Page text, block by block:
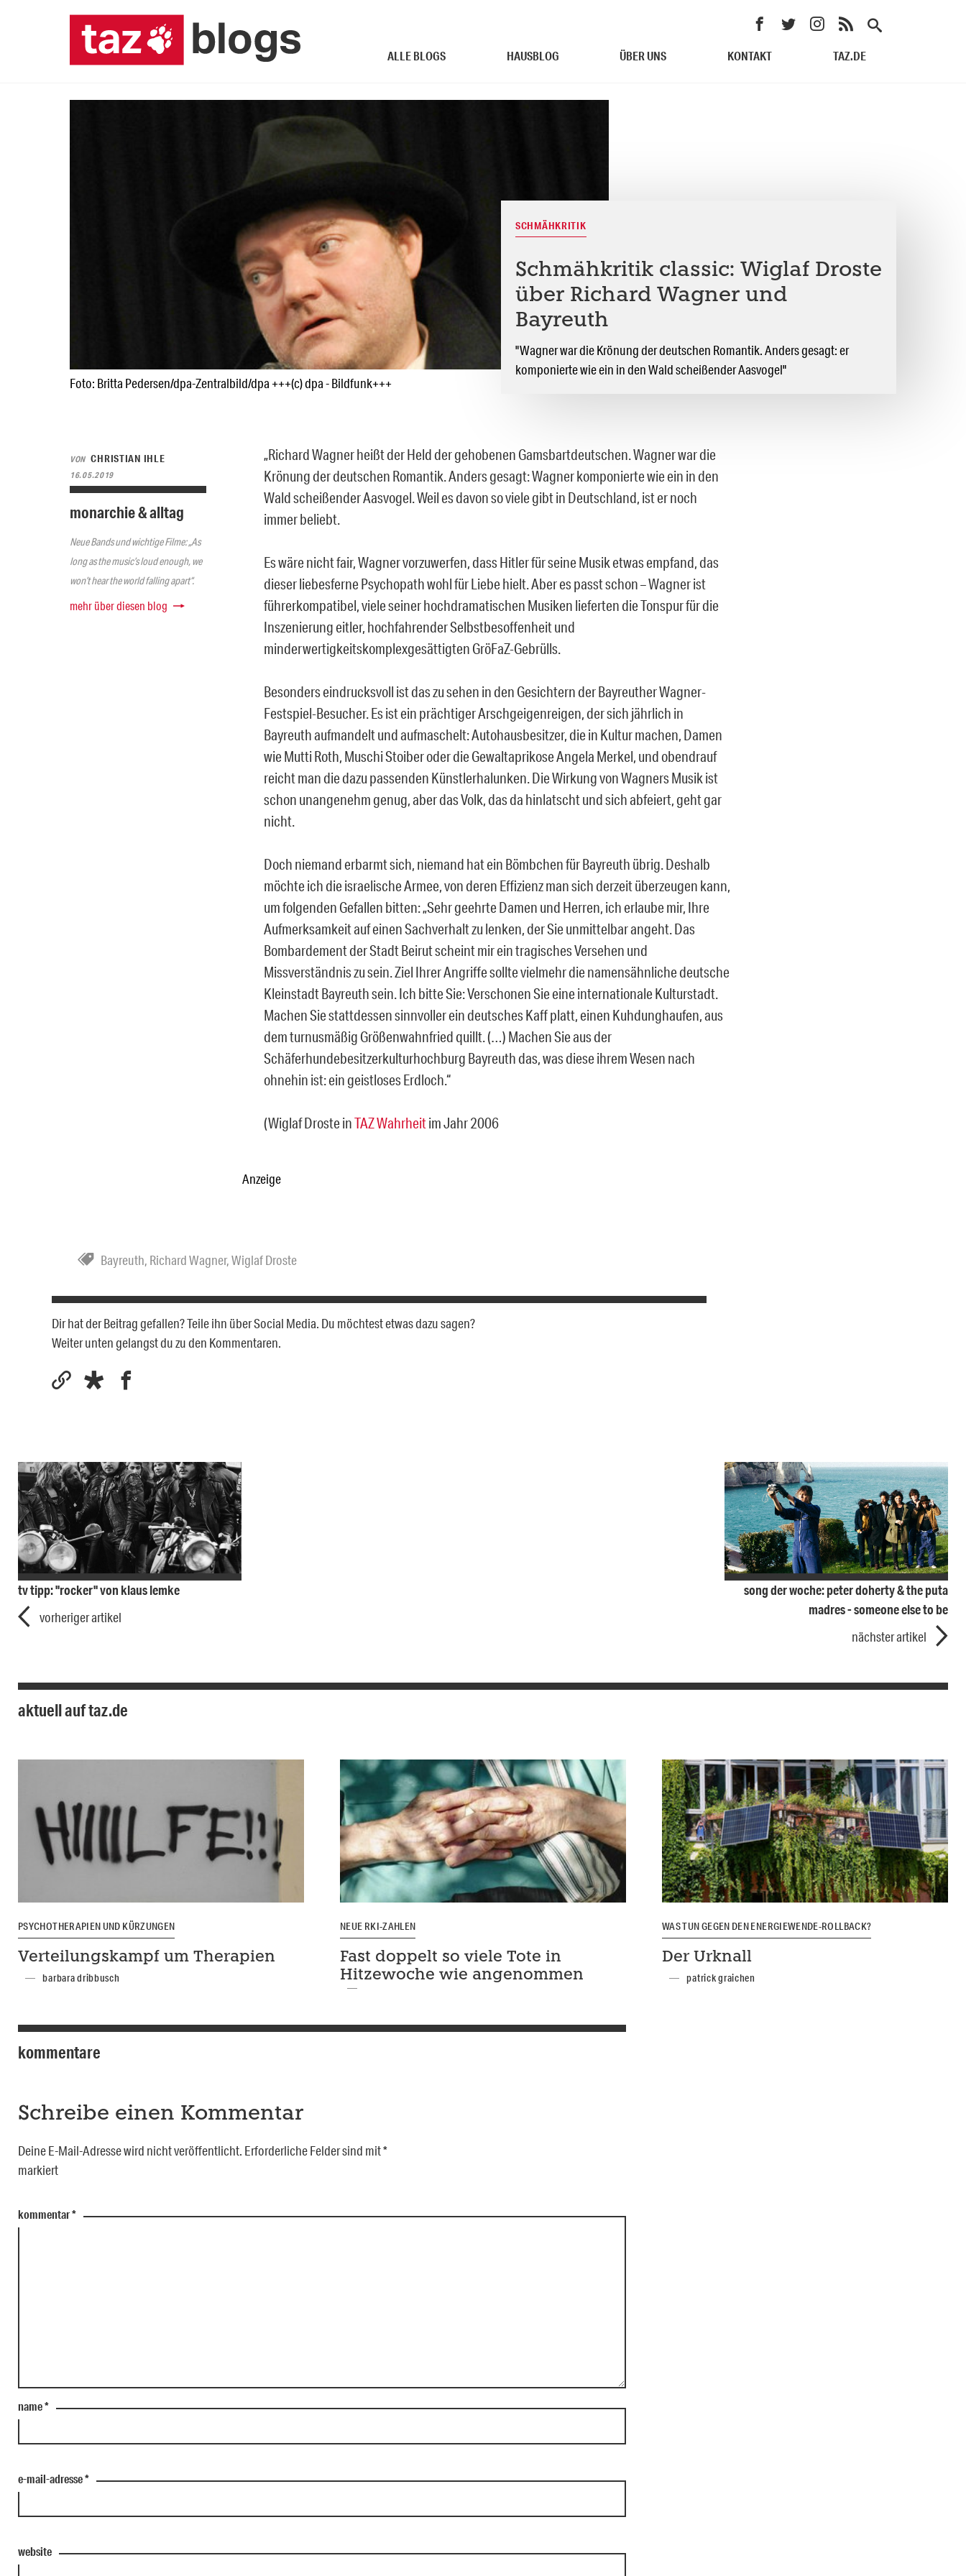
ALLE BLOGS HAUSBLOG ÜBER UNS KONTAKT TAZ.DE
Foto: Britta Pedersen/dpa-Zentralbild/dpa +++(c) dpa - Bildfunk+++
SCHMÄHKRITIK
Schmähkritik classic: Wiglaf Droste
über Richard Wagner und
Bayreuth
"Wagner war die Krönung der deutschen Romantik. Anders gesagt: er
komponierte wie ein in den Wald scheißender Aasvogel"
VON CHRISTIAN IHLE
16.05.2019
monarchie & alltag
Neue Bands und wichtige Filme: „As
long as the music’s loud enough, we
won’t hear the world falling apart“.
mehr über diesen blog
„Richard Wagner heißt der Held der gehobenen Gamsbartdeutschen. Wagner war die
Krönung der deutschen Romantik. Anders gesagt: Wagner komponierte wie ein in den
Wald scheißender Aasvogel. Weil es davon so viele gibt in Deutschland, ist er noch
immer beliebt.
Es wäre nicht fair, Wagner vorzuwerfen, dass Hitler für seine Musik etwas empfand, das
dieser liebesferne Psychopath wohl für Liebe hielt. Aber es passt schon – Wagner ist
führerkompatibel, viele seiner hochdramatischen Musiken lieferten die Tonspur für die
Inszenierung eitler, hochfahrender Selbstbesoffenheit und
minderwertigkeitskomplexgesättigten GröFaZ-Gebrülls.
Besonders eindrucksvoll ist das zu sehen in den Gesichtern der Bayreuther Wagner-
Festspiel-Besucher. Es ist ein prächtiger Arschgeigenreigen, der sich jährlich in
Bayreuth aufmandelt und aufmaschelt: Autohausbesitzer, die in Kultur machen, Damen
wie Mutti Roth, Muschi Stoiber oder die Gewaltaprikose Angela Merkel, und obendrauf
reicht man die dazu passenden Künstlerhalunken. Die Wirkung von Wagners Musik ist
schon unangenehm genug, aber das Volk, das da hinlatscht und sich abfeiert, geht gar
nicht.
Doch niemand erbarmt sich, niemand hat ein Bömbchen für Bayreuth übrig. Deshalb
möchte ich die israelische Armee, von deren Effizienz man sich derzeit überzeugen kann,
um folgenden Gefallen bitten: „Sehr geehrte Damen und Herren, ich erlaube mir, Ihre
Aufmerksamkeit auf einen Sachverhalt zu lenken, der Sie unmittelbar angeht. Das
Bombardement der Stadt Beirut scheint mir ein tragisches Versehen und
Missverständnis zu sein. Ziel Ihrer Angriffe sollte vielmehr die namensähnliche deutsche
Kleinstadt Bayreuth sein. Ich bitte Sie: Verschonen Sie eine internationale Kulturstadt.
Machen Sie stattdessen sinnvoller ein deutsches Kaff platt, einen Kuhdunghaufen, aus
dem turnusmäßig Größenwahnfried quillt. (…) Machen Sie aus der
Schäferhundebesitzerkulturhochburg Bayreuth das, was diese ihrem Wesen nach
ohnehin ist: ein geistloses Erdloch.“
(Wiglaf Droste inTAZ Wahrheitim Jahr 2006
Anzeige
Bayreuth, Richard Wagner,Wiglaf Droste
Dir hat der Beitrag gefallen? Teile ihn über Social Media. Du möchtest etwas dazu sagen?
Weiter unten gelangst du zu den Kommentaren.
tv tipp: "rocker" von klaus lemke
vorheriger artikel
song der woche: peter doherty & the puta
madres - someone else to be
nächster artikel
aktuell auf taz.de
PSYCHOTHERAPIEN UND KÜRZUNGEN
Verteilungskampf um Therapien
barbara dribbusch
NEUE RKI-ZAHLEN
Fast doppelt so viele Tote in
Hitzewoche wie angenommen
WAS TUN GEGEN DEN ENERGIEWENDE-ROLLBACK?
Der Urknall
patrick graichen
kommentare
Schreibe einen Kommentar
Deine E-Mail-Adresse wird nicht veröffentlicht. Erforderliche Felder sind mit*
markiert
kommentar*
name*
e-mail-adresse*
website